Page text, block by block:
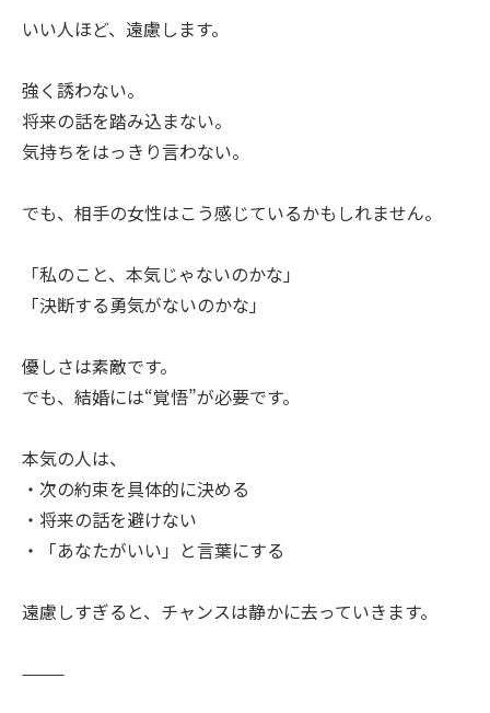
いい人ほど、遠慮します。
強く誘わない。
将来の話を踏み込まない。
気持ちをはっきり言わない。
でも、相手の女性はこう感じているかもしれません。
「私のこと、本気じゃないのかな」
「決断する勇気がないのかな」
優しさは素敵です。
でも、結婚には“覚悟”が必要です。
本気の人は、
・次の約束を具体的に決める
・将来の話を避けない
・「あなたがいい」と言葉にする
遠慮しすぎると、チャンスは静かに去っていきます。
⸻